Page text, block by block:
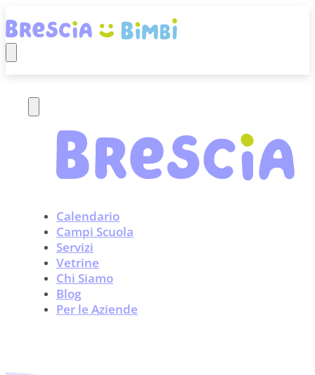
Calendario
Campi Scuola
Servizi
Vetrine
Chi Siamo
Blog
Per le Aziende